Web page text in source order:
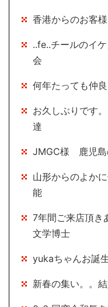
香港からのお客
..fe..チールのイ
会
何年たっても仲
お久しぶりです
達
JMGC様 鹿児島
山形からのよか
能
7年間ご来店頂き
文学博士
yukaちゃんお誕
新春の集い。。